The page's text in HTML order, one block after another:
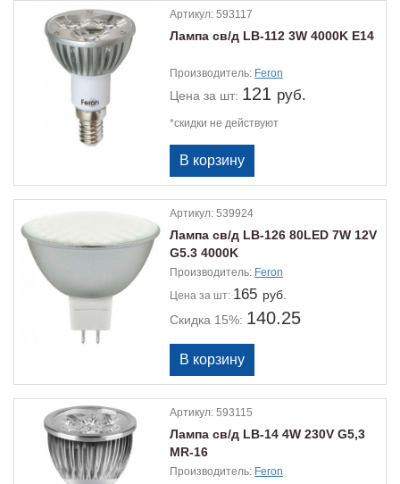
Артикул:593117
Лампа св/д LB-112 3W 4000K E14
Производитель: Feron
Цена за шт: 121 руб.
*скидки не действуют
Артикул:539924
Лампа св/д LB-126 80LED 7W 12V
G5.3 4000K
Производитель: Feron
Цена за шт: 165 руб.
Скидка 15%: 140.25
Артикул:593115
Лампа св/д LB-14 4W 230V G5,3
MR-16
Производитель: Feron